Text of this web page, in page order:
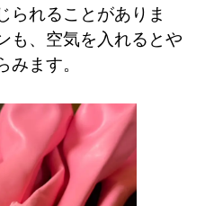
られることがありま
も、空気を入れるとや
ます。